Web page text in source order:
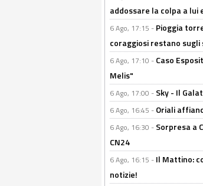
addossare la colpa a lui
6 Ago, 17:15 - Pioggia
coraggiosi restano sugli
6 Ago, 17:10 - Caso
Melis"
6 Ago, 17:00 - Sky - Il
6 Ago, 16:45 - Oriali
6 Ago, 16:30 - Sorpresa a
CN24
6 Ago, 16:15 - Il Mattino:
notizie!